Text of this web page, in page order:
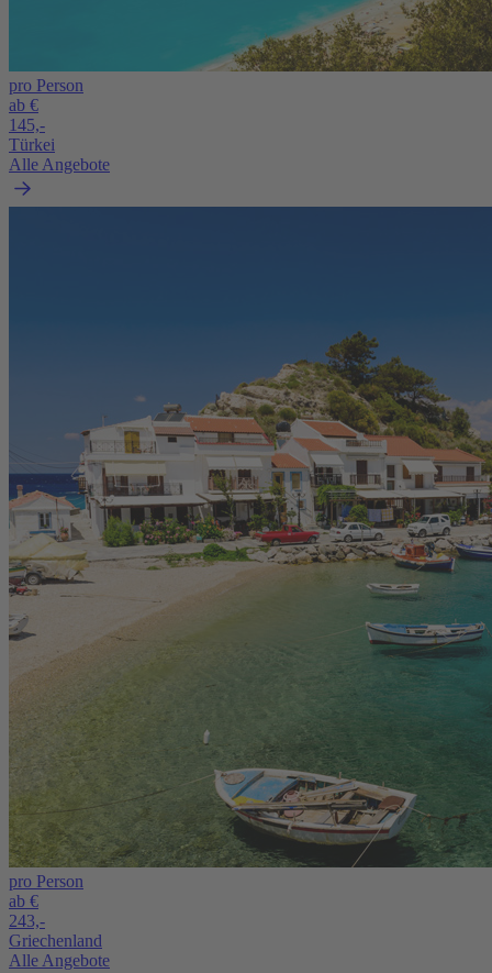
pro Person
ab €
145,-
Türkei
Alle Angebote
pro Person
ab €
243,-
Griechenland
Alle Angebote